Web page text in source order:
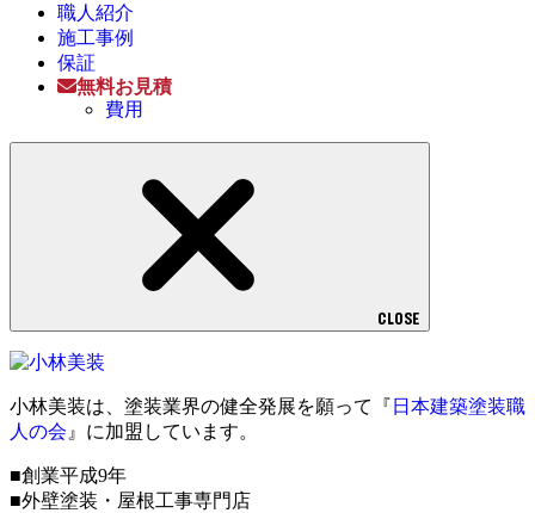
職人紹介
施工事例
保証
無料お見積
費用
CLOSE
小林美装は、塗装業界の健全発展を願って『 日本建築塗装職
人の会 』に加盟しています。
■創業平成9年
■外壁塗装・屋根工事専門店